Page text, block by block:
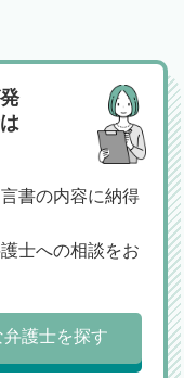
書の内容に納得
士への相談をお
護士を探す